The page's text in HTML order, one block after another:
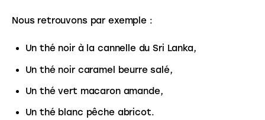
Nous retrouvons par exemple :
Un thé noir à la cannelle du Sri Lanka,
Un thé noir caramel beurre salé,
Un thé vert macaron amande,
Un thé blanc pêche abricot.